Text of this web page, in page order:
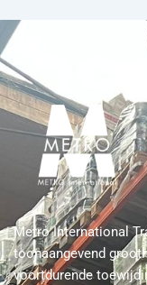
Metro International
toonaangevend
voortdurende